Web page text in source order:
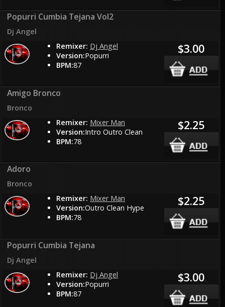
Popurri Cumbia Tejana Vol2
Dj Angel
Remixer: Dj Angel
Version:Popurri
BPM:87
$3.00
Amigo Bronco
Bronco
Remixer: Mixer Man
Version:Intro Outro Clean
BPM:78
$2.25
Adoro
Bronco
Remixer: Mixer Man
Version:Outro Clean Hype
BPM:78
$2.25
Popurri Cumbia Tejana
Dj Angel
Remixer: Dj Angel
Version:Popurri
BPM:87
$3.00